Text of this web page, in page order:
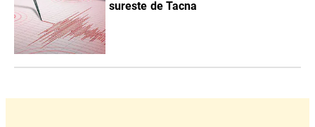
sureste de Tacna